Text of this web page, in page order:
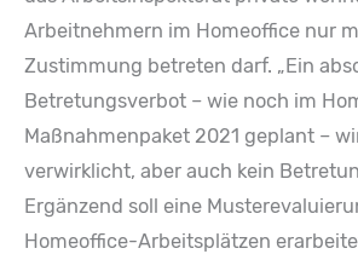
Arbeitnehmern im Homeoffice nur
Zustimmung betreten darf. „Ein
Betretungsverbot – wie noch im
Maßnahmenpaket 2021 geplant –
verwirklicht, aber auch kein
Ergänzend soll eine
Homeoffice-Arbeitsplätzen